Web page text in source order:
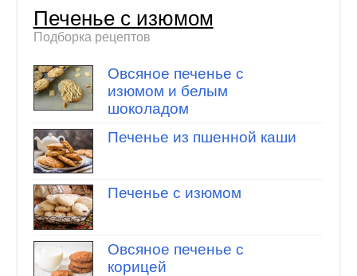
Печенье с изюмом
Подборка рецептов
Овсяное печенье с
изюмом и белым
шоколадом
Печенье из пшенной каши
Печенье с изюмом
Овсяное печенье с
корицей